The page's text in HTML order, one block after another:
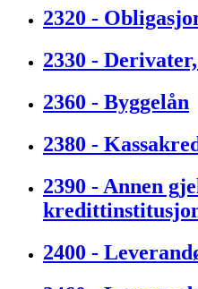
2320 -
2330 -
2360 - Byggelån
2380 -
2390 - Annen
2400 -